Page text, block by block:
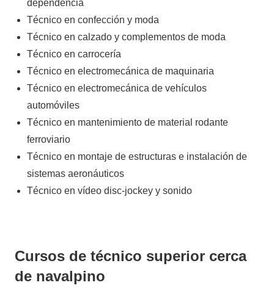
dependencia
Técnico en confección y moda
Técnico en calzado y complementos de moda
Técnico en carrocería
Técnico en electromecánica de maquinaria
Técnico en electromecánica de vehículos
automóviles
Técnico en mantenimiento de material rodante
ferroviario
Técnico en montaje de estructuras e instalación de
sistemas aeronáuticos
Técnico en vídeo disc-jockey y sonido
Cursos de técnico superior cerca
de navalpino